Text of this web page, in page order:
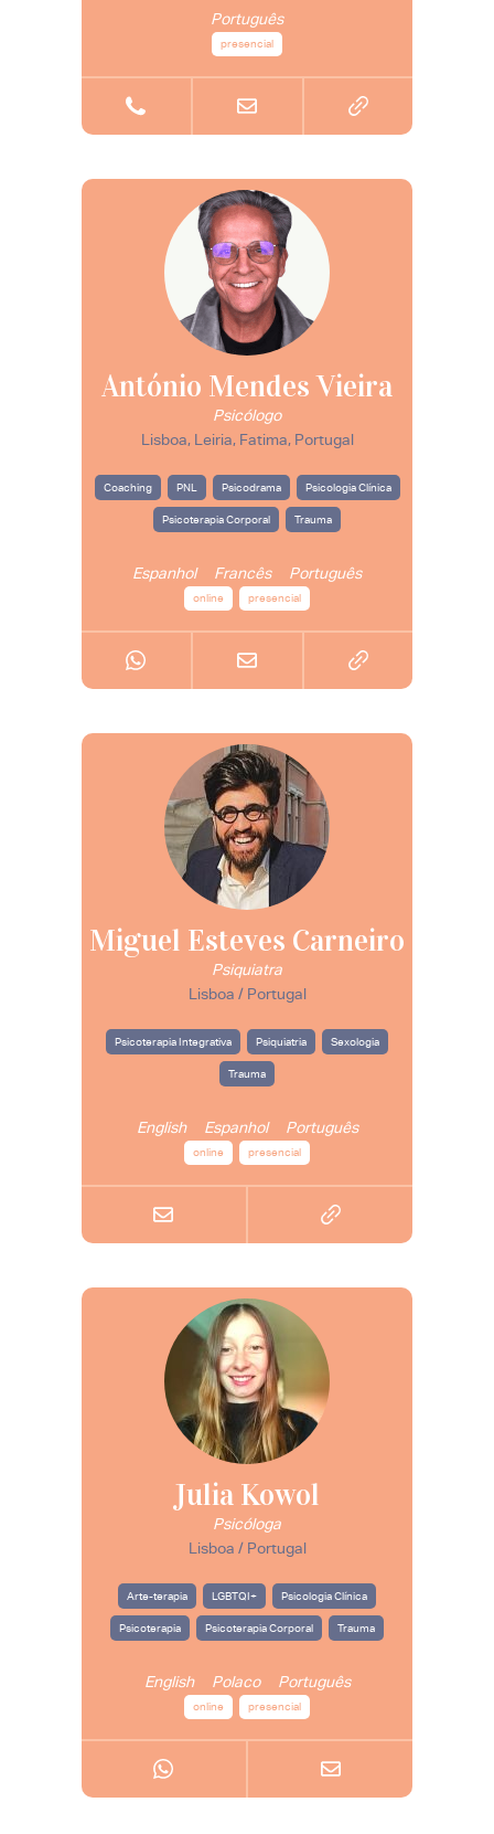
Português
presencial
António Mendes Vieira
Psicólogo
Lisboa, Leiria, Fatima, Portugal
Coaching PNL Psicodrama Psicologia Clínica
Psicoterapia Corporal Trauma
Espanhol Francês Português
online presencial
Miguel Esteves Carneiro
Psiquiatra
Lisboa / Portugal
Psicoterapia Integrativa Psiquiatria Sexologia
Trauma
English Espanhol Português
online presencial
Julia Kowol
Psicóloga
Lisboa / Portugal
Arte-terapia LGBTQI+ Psicologia Clínica
Psicoterapia Psicoterapia Corporal Trauma
English Polaco Português
online presencial